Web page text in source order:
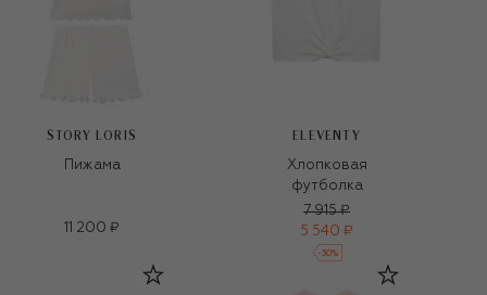
STORY LORIS
Пижама
11 200 ₽
ELEVENTY
Хлопковая
футболка
7 915 ₽
5 540 ₽
-30%